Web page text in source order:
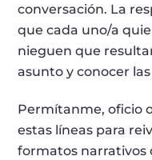
conversación. La
que cada uno/a
nieguen que
asunto y conocer las
Permítanme, oficio
estas líneas para
formatos narrativos